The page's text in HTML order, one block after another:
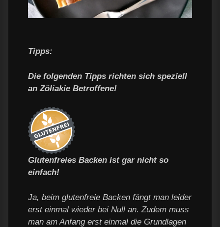
Tipps:
Die folgenden Tipps richten sich speziell
an Zöliakie Betroffene!
Glutenfreies Backen ist gar nicht so
einfach!
Ja, beim glutenfreie Backen fängt man leider
erst einmal wieder bei Null an. Zudem muss
man am Anfang erst einmal die Grundlagen